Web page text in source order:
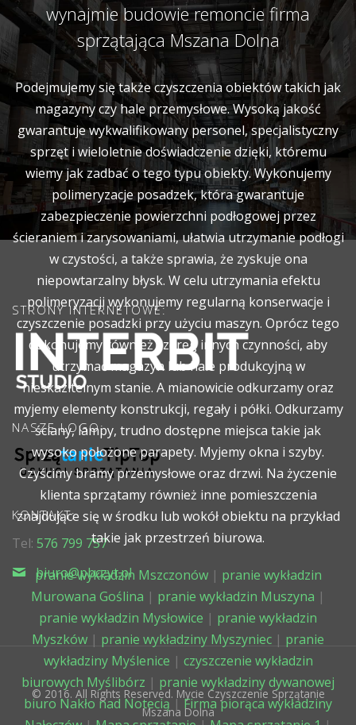
wynajmie budowie remoncie firma
sprzątająca Mszana Dolna
Podejmujemy się także czyszczenia obiektów takich jak
magazyny czy hale przemysłowe. Wysoką jakość
gwarantuje wykwalifikowany personel, specjalistyczny
sprzęt i wieloletnie doświadczenie dzięki, któremu
wiemy jak zadbać o tego typu obiekty. Wykonujemy
polimeryzacje posadzek, która gwarantuje
zabezpieczenie powierzchni podłogowej przez
ścieraniem i zarysowaniami, ułatwia utrzymanie podłogi
w czystości, a także sprawia, że zyskuje ona
niepowtarzalny błysk. W celu utrzymania efektu
polimeryzacji wykonujemy regularną konserwacje i
czyszczenie posadzki przy użyciu maszyn. Oprócz tego
dokonujemy również szereg innych czynności, aby
utrzymać magazyn lub hale produkcyjną w
nieskazitelnym stanie. A mianowicie odkurzamy oraz
myjemy elementy konstrukcji, regały i półki. Odkurzamy
ściany, lampy, trudno dostępne miejsca takie jak
wysoko położone parapety. Myjemy okna i szyby.
Czyścimy bramy przemysłowe oraz drzwi. Na życzenie
klienta sprzątamy również inne pomieszczenia
znajdujące się w środku lub wokół obiektu na przykład
takie jak przestrzeń biurowa.
pranie wykładzin Mszczonów| pranie wykładzin
Murowana Goślina | pranie wykładzin Muszyna |
pranie wykładzin Mysłowice | pranie wykładzin
Myszków | pranie wykładziny Myszyniec | pranie
wykładziny Myślenice | czyszczenie wykładzin
biurowych Myślibórz | pranie wykładziny dywanowej
biuro Nakło nad Notecią|Firma piorąca wykładziny
STRONY INTERNETOWE:
NASZE LOGO:
KONTAKT:
Tel: 576 799 757
biuro@pbczyt.pl
© 2016. All Rights Reserved. Mycie Czyszczenie Sprzątanie
Mszana Dolna